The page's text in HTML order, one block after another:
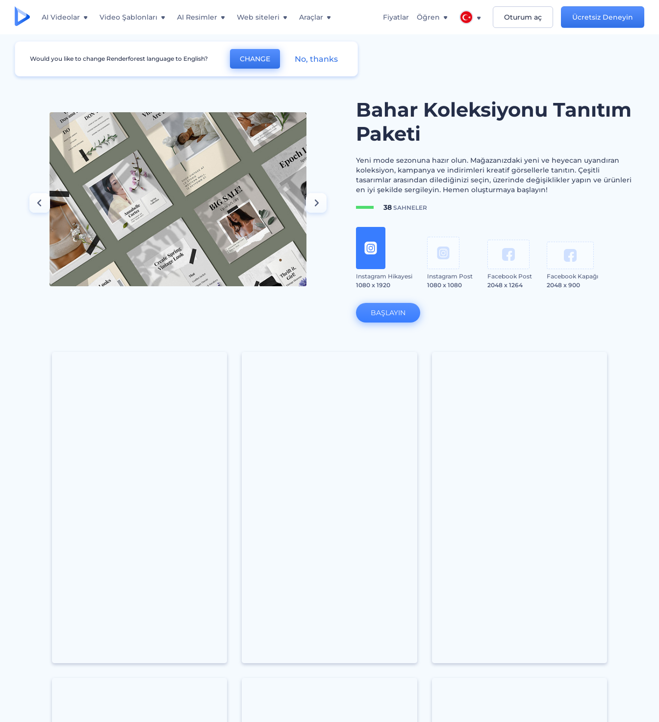
AI Videolar Video Şablonları AI Resimler Web siteleri Araçlar Fiyatlar Öğren Oturum aç Ücretsiz Deneyin
Grafikler Instagram Story'si Bahar Koleksiyonu Tanıtım Paketi
Bahar Koleksiyonu Tanıtım
Paketi
Yeni mode sezonuna hazır olun. Mağazanızdaki yeni ve heyecan uyandıran
koleksiyon, kampanya ve indirimleri kreatif görsellerle tanıtın. Çeşitli
tasarımlar arasından dilediğinizi seçin, üzerinde değişiklikler yapın ve ürünleri
en iyi şekilde sergileyin. Hemen oluşturmaya başlayın!
38SAHNELER
Instagram Hikayesi
1080 x 1920
Instagram Post
1080 x 1080
Facebook Post
2048 x 1264
Facebook Kapağı
2048 x 900
BAŞLAYIN
Would you like to change Renderforest language to English? CHANGE No, thanks